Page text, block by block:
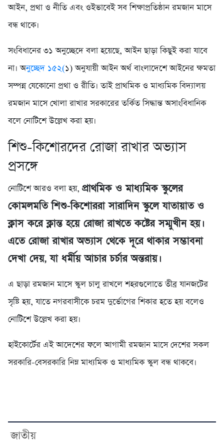
আইন, প্রথা ও নীতি এবং ওইভাবেই সব শিক্ষাপ্রতিষ্ঠান রমজান মাসে
বন্ধ থাকে।
সংবিধানের ৩১ অনুচ্ছেদে বলা হয়েছে, আইন ছাড়া কিছুই করা যাবে
না। অনুচ্ছেদ ১৫২(১) অনুযায়ী আইন অর্থ বাংলাদেশে আইনের ক্ষমতা
সম্পন্ন যেকোনো প্রথা ও রীতি। তাই প্রাথমিক ও মাধ্যমিক বিদ্যালয়
রমজান মাসে খোলা রাখার সরকারের তর্কিত সিদ্ধান্ত অসাংবিধানিক
বলে নোটিশে উল্লেখ করা হয়।
শিশু-কিশোরদের রোজা রাখার অভ্যাস
প্রসঙ্গে
নোটিশে আরও বলা হয়, প্রাথমিক ও মাধ্যমিক স্কুলের
কোমলমতি শিশু-কিশোররা সারাদিন স্কুলে যাতায়াত ও
ক্লাস করে ক্লান্ত হয়ে রোজা রাখতে কষ্টের সম্মুখীন হয়।
এতে রোজা রাখার অভ্যাস থেকে দূরে থাকার সম্ভাবনা
দেখা দেয়, যা ধর্মীয় আচার চর্চার অন্তরায়।
এ ছাড়া রমজান মাসে স্কুল চালু রাখলে শহরগুলোতে তীব্র যানজটের
সৃষ্টি হয়, যাতে নগরবাসীকে চরম দুর্ভোগের শিকার হতে হয় বলেও
নোটিশে উল্লেখ করা হয়।
হাইকোর্টের এই আদেশের ফলে আগামী রমজান মাসে দেশের সকল
সরকারি-বেসরকারি নিম্ন মাধ্যমিক ও মাধ্যমিক স্কুল বন্ধ থাকবে।
জাতীয়